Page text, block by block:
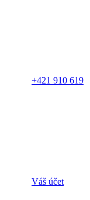
+421 910 619
Váš účet